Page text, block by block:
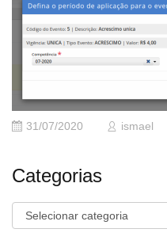
31/07/2020 ismael
Categorias
Categorias